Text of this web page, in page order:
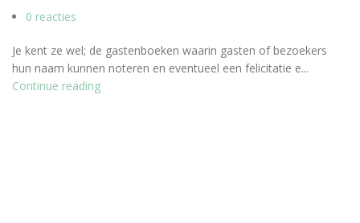
0 reacties
Je kent ze wel; de gastenboeken waarin gasten of bezoekers
hun naam kunnen noteren en eventueel een felicitatie e...
Continue reading